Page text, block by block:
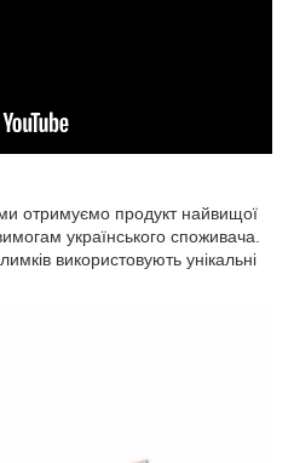
отримуємо продукт найвищої
українського споживача.
використовують унікальні